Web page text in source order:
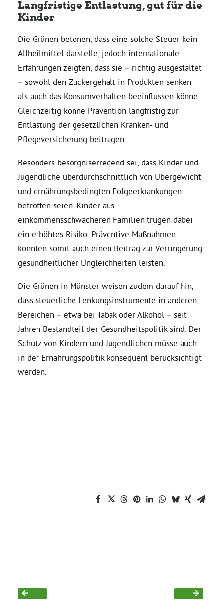
Langfristige Entlastung, gut für die
Kinder
Die Grünen betonen, dass eine solche Steuer kein
Allheilmittel darstelle, jedoch internationale
Erfahrungen zeigten, dass sie – richtig ausgestaltet
– sowohl den Zuckergehalt in Produkten senken
als auch das Konsumverhalten beeinflussen könne.
Gleichzeitig könne Prävention langfristig zur
Entlastung der gesetzlichen Kranken- und
Pflegeversicherung beitragen.
Besonders besorgniserregend sei, dass Kinder und
Jugendliche überdurchschnittlich von Übergewicht
und ernährungsbedingten Folgeerkrankungen
betroffen seien. Kinder aus
einkommensschwächeren Familien trügen dabei
ein erhöhtes Risiko. Präventive Maßnahmen
könnten somit auch einen Beitrag zur Verringerung
gesundheitlicher Ungleichheiten leisten.
Die Grünen in Münster weisen zudem darauf hin,
dass steuerliche Lenkungsinstrumente in anderen
Bereichen – etwa bei Tabak oder Alkohol – seit
Jahren Bestandteil der Gesundheitspolitik sind. Der
Schutz von Kindern und Jugendlichen müsse auch
in der Ernährungspolitik konsequent berücksichtigt
werden.